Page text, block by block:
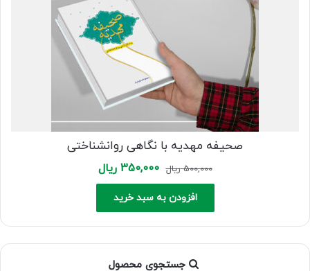
صحیفه مهدیه با نگاهی روانشناختی
500,000 ریال Original
price
was:
500,000 ریال.
350,000 ریالCurrent
price
350,000 ریال.
افزودن به سبد خرید
جستجوی محصول